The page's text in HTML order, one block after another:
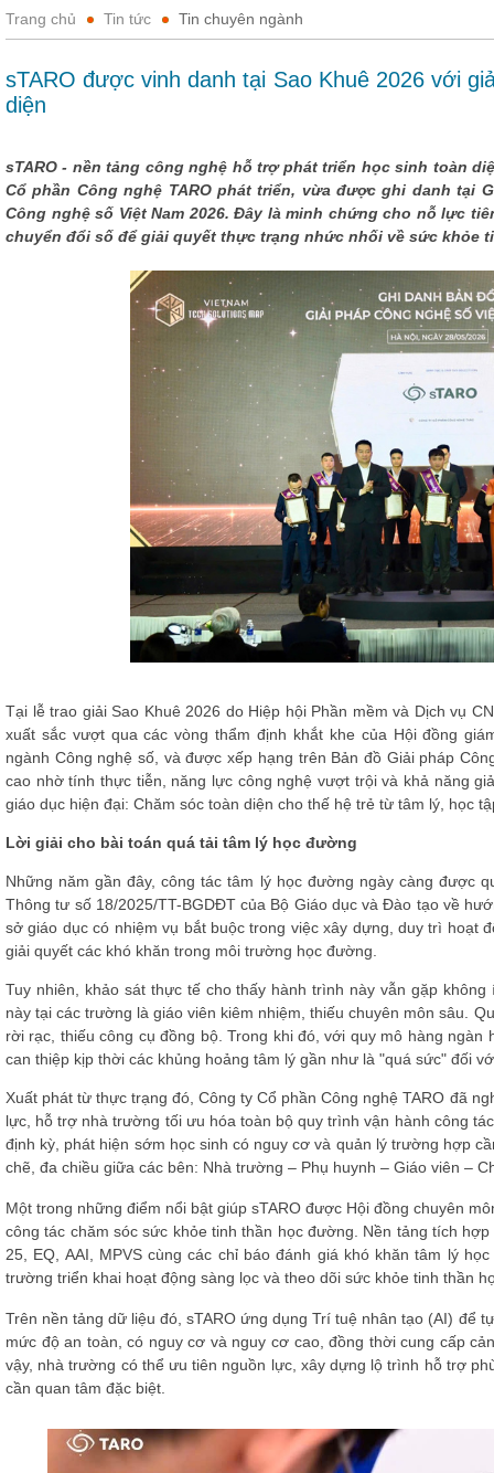
Trang chủ Tin tức Tin chuyên ngành
sTARO được vinh danh tại Sao Khuê 2026 với
diện
sTARO - nền tảng công nghệ hỗ trợ phát triển học sinh toàn
Cổ phần Công nghệ TARO phát triển, vừa được ghi danh tại
Công nghệ số Việt Nam 2026. Đây là minh chứng cho nỗ lực
chuyển đổi số để giải quyết thực trạng nhức nhối về sức khỏe
Tại lễ trao giải Sao Khuê 2026 do Hiệp hội Phần mềm và Dịch vụ
xuất sắc vượt qua các vòng thẩm định khắt khe của Hội đồng
ngành Công nghệ số, và được xếp hạng trên Bản đồ Giải pháp
cao nhờ tính thực tiễn, năng lực công nghệ vượt trội và khả năng
giáo dục hiện đại: Chăm sóc toàn diện cho thế hệ trẻ từ tâm lý, học
Lời giải cho bài toán quá tải tâm lý học đường
Những năm gần đây, công tác tâm lý học đường ngày càng được
Thông tư số 18/2025/TT-BGDĐT của Bộ Giáo dục và Đào tạo về
sở giáo dục có nhiệm vụ bắt buộc trong việc xây dựng, duy trì hoạt
giải quyết các khó khăn trong môi trường học đường.
Tuy nhiên, khảo sát thực tế cho thấy hành trình này vẫn gặp
này tại các trường là giáo viên kiêm nhiệm, thiếu chuyên môn sâu.
rời rạc, thiếu công cụ đồng bộ. Trong khi đó, với quy mô hàng
can thiệp kịp thời các khủng hoảng tâm lý gần như là "quá sức" đối
Xuất phát từ thực trạng đó, Công ty Cổ phần Công nghệ TARO đã
lực, hỗ trợ nhà trường tối ưu hóa toàn bộ quy trình vận hành công
định kỳ, phát hiện sớm học sinh có nguy cơ và quản lý trường hợp
chẽ, đa chiều giữa các bên: Nhà trường – Phụ huynh – Giáo viên –
Một trong những điểm nổi bật giúp sTARO được Hội đồng chuyên
công tác chăm sóc sức khỏe tinh thần học đường. Nền tảng tích
25, EQ, AAI, MPVS cùng các chỉ báo đánh giá khó khăn tâm lý
trường triển khai hoạt động sàng lọc và theo dõi sức khỏe tinh thần
Trên nền tảng dữ liệu đó, sTARO ứng dụng Trí tuệ nhân tạo (AI) để
mức độ an toàn, có nguy cơ và nguy cơ cao, đồng thời cung cấp
vậy, nhà trường có thể ưu tiên nguồn lực, xây dựng lộ trình hỗ trợ
cần quan tâm đặc biệt.